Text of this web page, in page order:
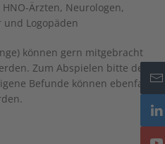
Ärzten, Neurologen,
Logopäden
können gern mitgebracht
Zum Abspielen bitte den
Befunde können ebenfalls